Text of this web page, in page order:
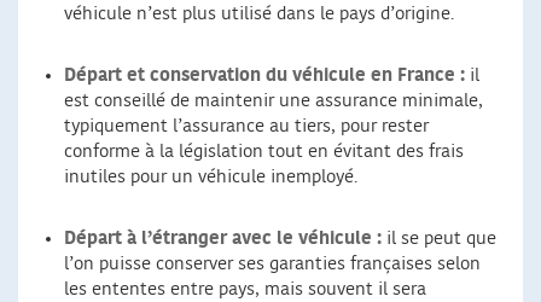
véhicule n’est plus utilisé dans le pays d’origine.
Départ et conservation du véhicule en France : il
est conseillé de maintenir une assurance minimale,
typiquement l’assurance au tiers, pour rester
conforme à la législation tout en évitant des frais
inutiles pour un véhicule inemployé.
Départ à l’étranger avec le véhicule : il se peut que
l’on puisse conserver ses garanties françaises selon
les ententes entre pays, mais souvent il sera